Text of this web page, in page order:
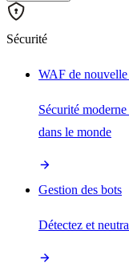
Sécurité
WAF de nouvelle
Sécurité
dans le monde
Gestion des bots
Détectez et